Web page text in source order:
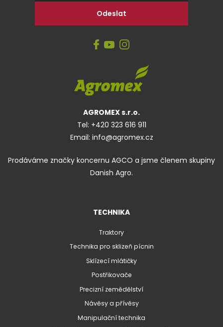
AGROMEX s.r.o.
Tel: +420 323 616 911
Email: info@agromex.cz
Prodáváme značky koncernu AGCO a jsme členem skupiny
Danish Agro.
TECHNIKA
Traktory
Technika pro sklizeň pícnin
Sklízecí mlátičky
Postřikovače
Precizní zemědělství
Návěsy a přívěsy
Manipulační technika